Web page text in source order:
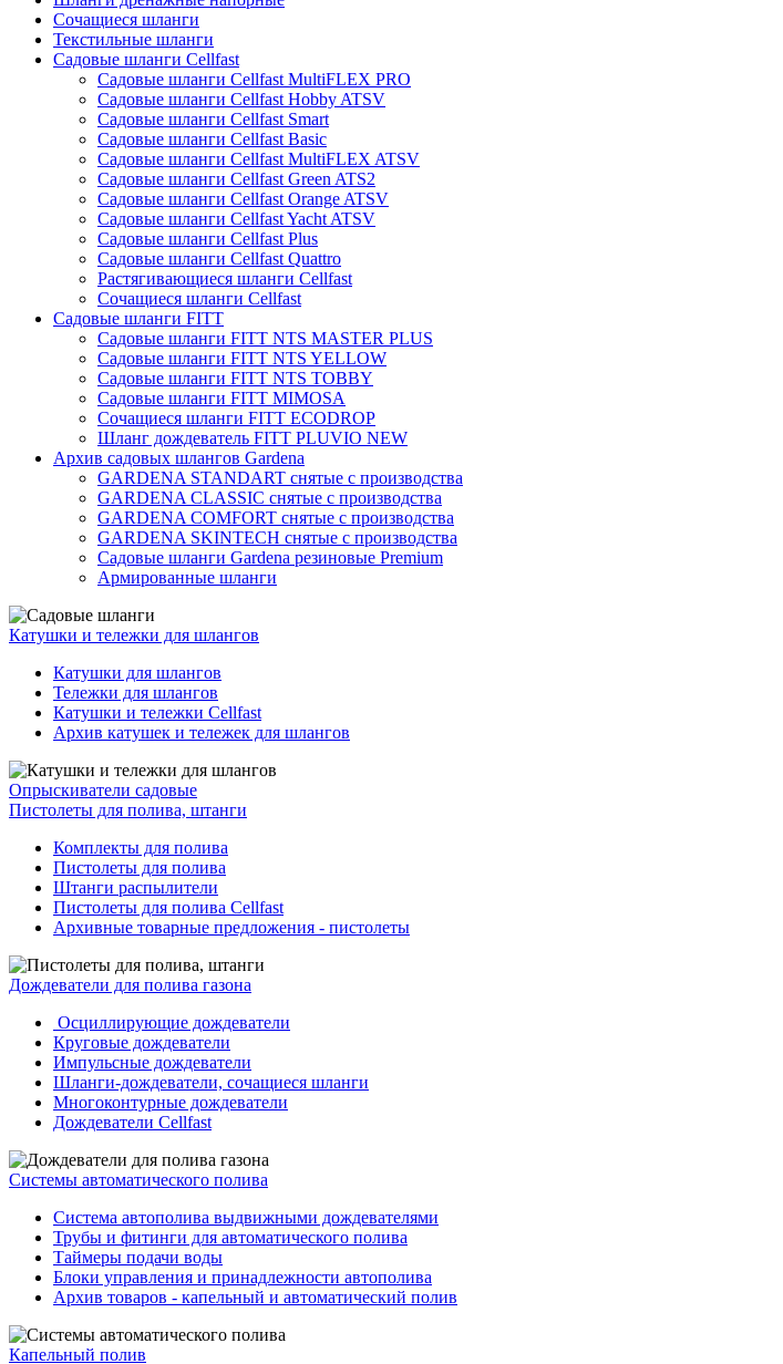
Сочащиеся шланги
Текстильные шланги
Садовые шланги Cellfast
Садовые шланги Cellfast MultiFLEX PRO
Садовые шланги Cellfast Hobby ATSV
Садовые шланги Cellfast Smart
Садовые шланги Cellfast Basic
Садовые шланги Cellfast MultiFLEX ATSV
Садовые шланги Cellfast Green ATS2
Садовые шланги Cellfast Orange ATSV
Садовые шланги Cellfast Yacht ATSV
Садовые шланги Cellfast Plus
Садовые шланги Cellfast Quattro
Растягивающиеся шланги Cellfast
Сочащиеся шланги Cellfast
Садовые шланги FITT
Садовые шланги FITT NTS MASTER PLUS
Садовые шланги FITT NTS YELLOW
Садовые шланги FITT NTS TOBBY
Садовые шланги FITT MIMOSA
Сочащиеся шланги FITT ECODROP
Шланг дождеватель FITT PLUVIO NEW
Архив садовых шлангов Gardena
GARDENA STANDART снятые с производства
GARDENA CLASSIC снятые с производства
GARDENA COMFORT снятые с производства
GARDENA SKINTECH снятые с производства
Садовые шланги Gardena резиновые Premium
Армированные шланги
Катушки и тележки для шлангов
Катушки для шлангов
Тележки для шлангов
Катушки и тележки Cellfast
Архив катушек и тележек для шлангов
Опрыскиватели садовые
Пистолеты для полива, штанги
Комплекты для полива
Пистолеты для полива
Штанги распылители
Пистолеты для полива Cellfast
Архивные товарные предложения - пистолеты
Дождеватели для полива газона
Осциллирующие дождеватели
Круговые дождеватели
Импульсные дождеватели
Шланги-дождеватели, сочащиеся шланги
Многоконтурные дождеватели
Дождеватели Cellfast
Системы автоматического полива
Система автополива выдвижными дождевателями
Трубы и фитинги для автоматического полива
Таймеры подачи воды
Блоки управления и принадлежности автополива
Архив товаров - капельный и автоматический полив
Капельный полив